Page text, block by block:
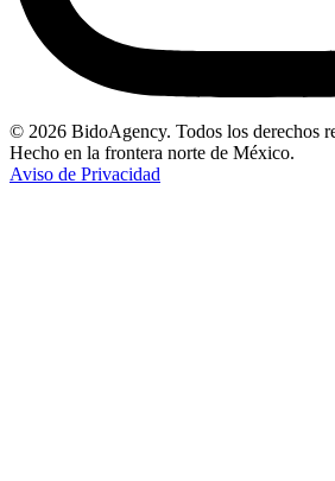
© 2026 BidoAgency. Todos los derechos
Hecho en la frontera norte de México.
Aviso de Privacidad